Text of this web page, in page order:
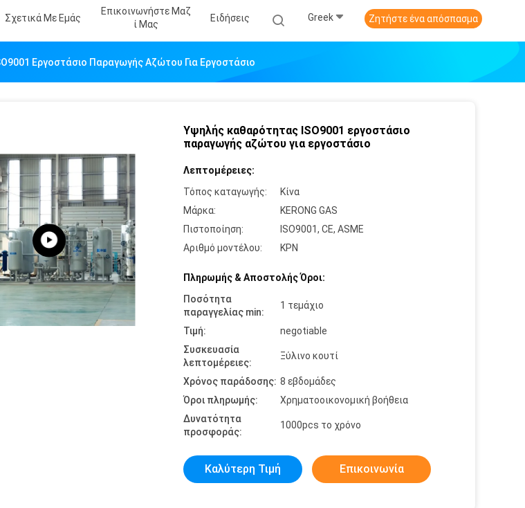
Σχετικά Με Εμάς
Επικοινωνήστε Μαζ
Ί Μας
Ειδήσεις Greek Ζητήστε ένα απόσπασμα
Εργοστάσιο Παραγωγής Αζώτου Για Εργοστάσιο
Υψηλής καθαρότητας ISO9001 εργοστάσιο
παραγωγής αζώτου για εργοστάσιο
Λεπτομέρειες:
Τόπος καταγωγής:
Κίνα
Μάρκα:
KERONG GAS
Πιστοποίηση:
ISO9001, CE, ASME
Αριθμό μοντέλου:
ΚΡΝ
Πληρωμής & Αποστολής Όροι:
Ποσότητα
παραγγελίας min:
1 τεμάχιο
Τιμή:
negotiable
Συσκευασία
λεπτομέρειες:
Ξύλινο κουτί
Χρόνος παράδοσης: 8 εβδομάδες
Όροι πληρωμής:
Χρηματοοικονομική βοήθεια
Δυνατότητα
προσφοράς:
1000pcs το χρόνο
Καλύτερη Τιμή Επικοινωνία